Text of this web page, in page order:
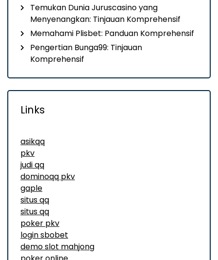
Temukan Dunia Juruscasino yang
Menyenangkan: Tinjauan Komprehensif
Memahami Plisbet: Panduan Komprehensif
Pengertian Bunga99: Tinjauan
Komprehensif
Links
asikqq
pkv
judi qq
dominoqq pkv
gaple
situs qq
situs qq
poker pkv
login sbobet
demo slot mahjong